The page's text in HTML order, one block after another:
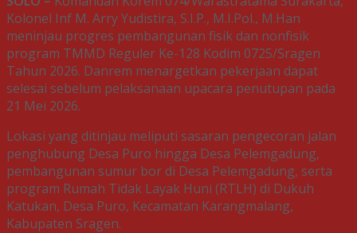
Kolonel Inf M. Arry Yudistira, S.I.P., M.I.Pol., M.Han
meninjau progres pembangunan fisik dan nonfisik
program TMMD Reguler Ke-128 Kodim 0725/Sragen
Tahun 2026. Danrem menargetkan pekerjaan dapat
selesai sebelum pelaksanaan upacara penutupan pada
21 Mei 2026.
Lokasi yang ditinjau meliputi sasaran pengecoran jalan
penghubung Desa Puro hingga Desa Pelemgadung,
pembangunan sumur bor di Desa Pelemgadung, serta
program Rumah Tidak Layak Huni (RTLH) di Dukuh
Katukan, Desa Puro, Kecamatan Karangmalang,
Kabupaten Sragen.